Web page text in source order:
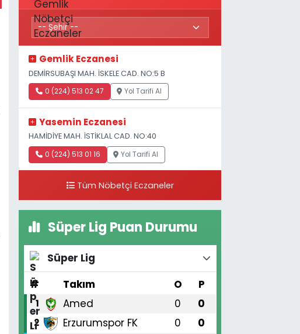
Gemlik Eczanesi
DEMİRSUBAŞI MAH. İSKELE CAD. NO:5 B
0 (224) 513 02 47 Yol Tarifi Al
Yasemin Eczanesi
HAMİDİYE MAH. İSTİKLAL CAD. NO:40
0 (224) 513 01 16 Yol Tarifi Al
Tüm Nöbetçi Eczaneler
Süper Lig Puan Durumu
Süper Lig
#
Takım O P
1 Amed 0 0
2 Erzurumspor FK 0 0